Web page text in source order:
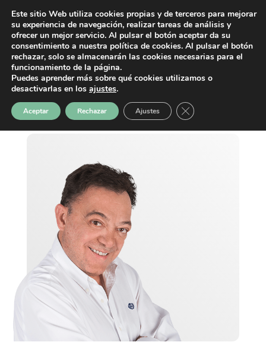
Este sitio Web utiliza cookies propias y de terceros para mejorar
su experiencia de navegación, realizar tareas de análisis y
ofrecer un mejor servicio. Al pulsar el botón aceptar da su
consentimiento a nuestra política de cookies. Al pulsar el botón
rechazar, solo se almacenarán las cookies necesarias para el
funcionamiento de la página.
Puedes aprender más sobre qué cookies utilizamos o
desactivarlas en los ajustes.
Aceptar Rechazar Ajustes Cerrar el banner de